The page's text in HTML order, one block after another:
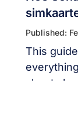
Published:
This
about